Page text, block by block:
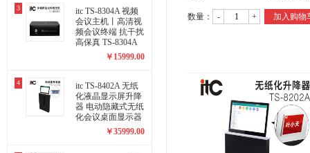
3
itc TS-8304A 视频
会议主机丨高清视
频会议终端 抗干扰
高保真 TS-8304A
￥ 15999.00
4
itc TS-8402A 无纸
化液晶显示屏升降
器 电动隐藏式无纸
化会议桌面显示器
一体式 TS-8402A
￥35999.00
数量： - + 加入购物